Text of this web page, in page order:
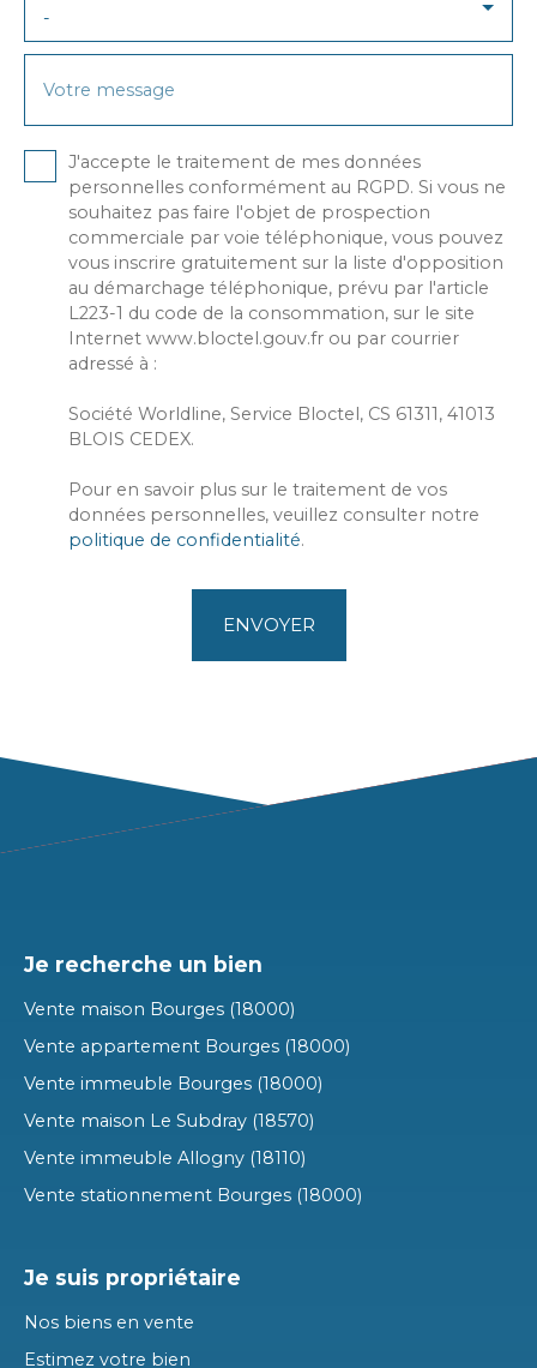
-
Votre message
J'accepte le traitement de mes données
personnelles conformément au RGPD. Si vous ne
souhaitez pas faire l'objet de prospection
commerciale par voie téléphonique, vous pouvez
vous inscrire gratuitement sur la liste d'opposition
au démarchage téléphonique, prévu par l'article
L223-1 du code de la consommation, sur le site
Internet www.bloctel.gouv.fr ou par courrier
adressé à :
Société Worldline, Service Bloctel, CS 61311, 41013
BLOIS CEDEX.
Pour en savoir plus sur le traitement de vos
données personnelles, veuillez consulter notre
politique de confidentialité.
ENVOYER
Je recherche un bien
Vente maison Bourges (18000)
Vente appartement Bourges (18000)
Vente immeuble Bourges (18000)
Vente maison Le Subdray (18570)
Vente immeuble Allogny (18110)
Vente stationnement Bourges (18000)
Je suis propriétaire
Nos biens en vente
Estimez votre bien